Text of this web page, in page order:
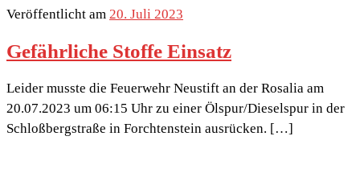
Veröffentlicht am 20. Juli 2023
Gefährliche Stoffe Einsatz
Leider musste die Feuerwehr Neustift an der Rosalia am
20.07.2023 um 06:15 Uhr zu einer Ölspur/Dieselspur in der
Schloßbergstraße in Forchtenstein ausrücken. […]